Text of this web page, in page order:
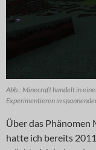
Abb.: Minecraft handelt in
Experimentieren in
Über das Phänomen
hatte ich bereits